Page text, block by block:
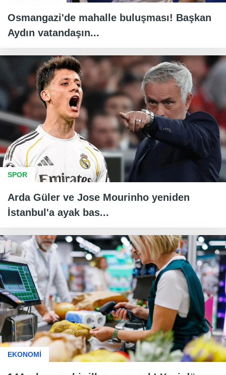
Osmangazi'de mahalle buluşması! Başkan
Aydın vatandaşın...
SPOR
Arda Güler ve Jose Mourinho yeniden
İstanbul'a ayak bas...
EKONOMİ